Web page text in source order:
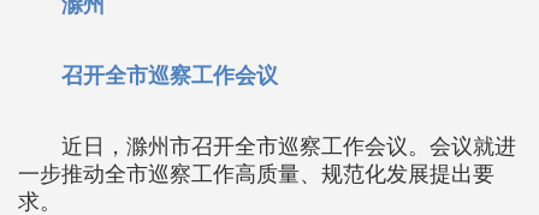
滁州
召开全市巡察工作会议
近日，滁州市召开全市巡察工作会议。会议就进
一步推动全市巡察工作高质量、规范化发展提出要
求。